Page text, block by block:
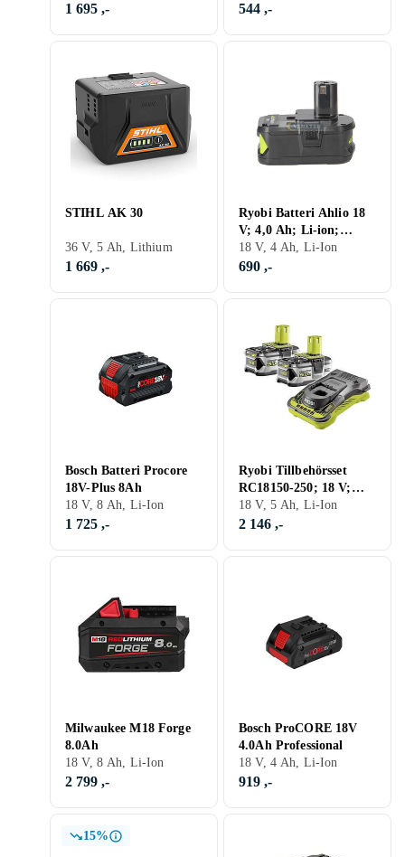
1 695 ,- 544 ,-
STIHL AK 30
36 V, 5 Ah, Lithium
1 669 ,-
Ryobi Batteri Ahlio 18
V; 4,0 Ah; Li-ion;
lämplig för verktygs
18 V, 4 Ah, Li-Ion
690 ,-
Bosch Batteri Procore
18V-Plus 8Ah
18 V, 8 Ah, Li-Ion
1 725 ,-
Ryobi Tillbehörsset
RC18150-250; 18 V;
2x5,0 Ah batt. laddare
18 V, 5 Ah, Li-Ion
2 146 ,-
Milwaukee M18 Forge
8.0Ah
18 V, 8 Ah, Li-Ion
2 799 ,-
Bosch ProCORE 18V
4.0Ah Professional
18 V, 4 Ah, Li-Ion
919 ,-
15%